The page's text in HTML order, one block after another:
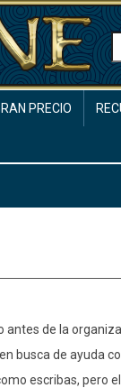
PRECIO
de la
busca de ayuda
escribas, pero